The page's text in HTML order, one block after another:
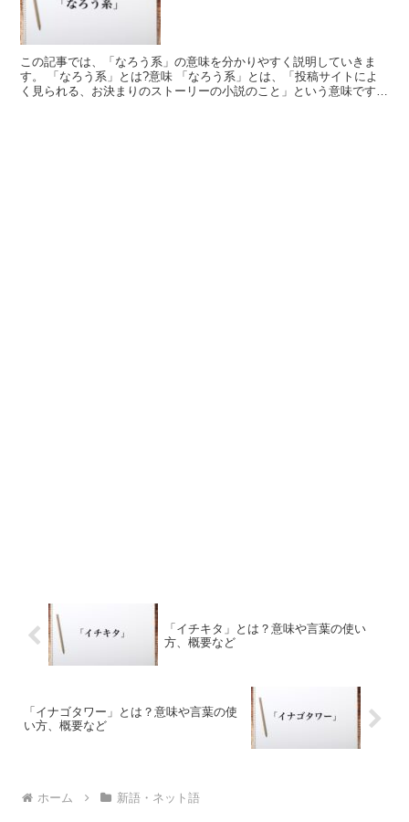
この記事では、「なろう系」の意味を分かりやすく説明していきま
す。 「なろう系」とは?意味 「なろう系」とは、「投稿サイトによ
く見られる、お決まりのストーリーの小説のこと」という意味です。
「イチキタ」とは？意味や言葉の使い
方、概要など
「イナゴタワー」とは？意味や言葉の使
い方、概要など
ホーム 新語・ネット語